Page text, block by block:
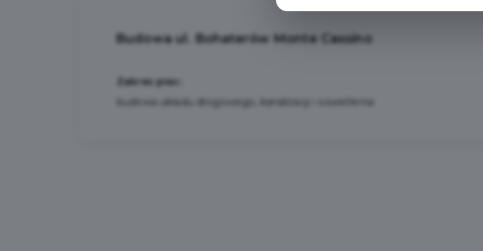
Budowa ul. Bohaterów Monte Cassino
Zakres prac:
budowa układu drogowego, kanalizacji i oświetlenia